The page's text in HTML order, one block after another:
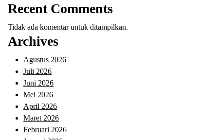
Recent Comments
Tidak ada komentar untuk ditampilkan.
Archives
Agustus 2026
Juli 2026
Juni 2026
Mei 2026
April 2026
Maret 2026
Februari 2026